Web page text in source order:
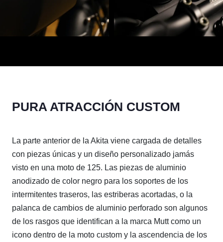
PURA ATRACCIÓN CUSTOM
La parte anterior de la Akita viene cargada de detalles
con piezas únicas y un diseño personalizado jamás
visto en una moto de 125. Las piezas de aluminio
anodizado de color negro para los soportes de los
intermitentes traseros, las estriberas acortadas, o la
palanca de cambios de aluminio perforado son algunos
de los rasgos que identifican a la marca Mutt como un
icono dentro de la moto custom y la ascendencia de los